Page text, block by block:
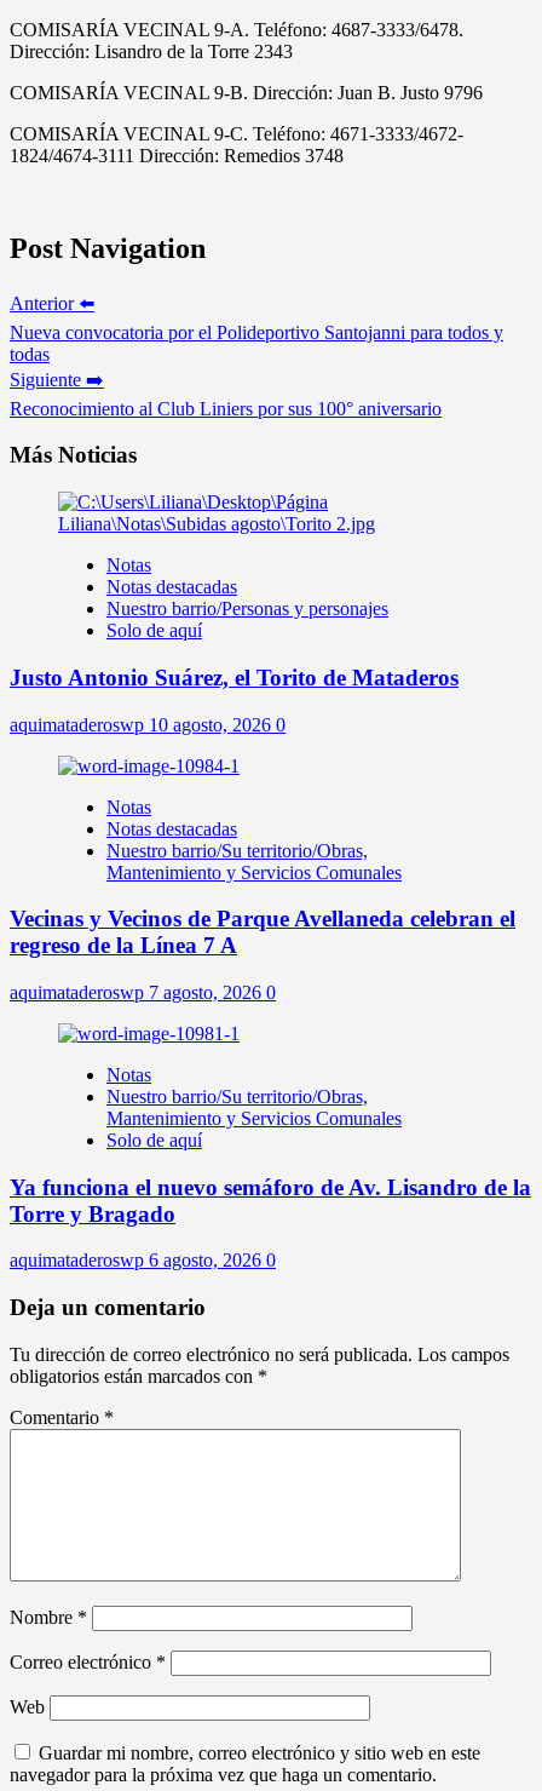
COMISARÍA VECINAL 9-A. Teléfono: 4687-3333/6478.
Dirección: Lisandro de la Torre 2343
COMISARÍA VECINAL 9-B. Dirección: Juan B. Justo 9796
COMISARÍA VECINAL 9-C. Teléfono: 4671-3333/4672-
1824/4674-3111 Dirección: Remedios 3748
Post Navigation
Anterior ⬅️
Nueva convocatoria por el Polideportivo Santojanni para todos y
todas
Siguiente ➡️
Reconocimiento al Club Liniers por sus 100° aniversario
Más Noticias
Notas
Notas destacadas
Nuestro barrio/Personas y personajes
Solo de aquí
Justo Antonio Suárez, el Torito de Mataderos
aquimataderoswp 10 agosto, 2026 0
Notas
Notas destacadas
Nuestro barrio/Su territorio/Obras,
Mantenimiento y Servicios Comunales
Vecinas y Vecinos de Parque Avellaneda celebran el
regreso de la Línea 7 A
aquimataderoswp 7 agosto, 2026 0
Notas
Nuestro barrio/Su territorio/Obras,
Mantenimiento y Servicios Comunales
Solo de aquí
Ya funciona el nuevo semáforo de Av. Lisandro de la
Torre y Bragado
aquimataderoswp 6 agosto, 2026 0
Deja un comentario
Tu dirección de correo electrónico no será publicada. Los campos
obligatorios están marcados con *
Comentario *
Nombre *
Correo electrónico *
Web
Guardar mi nombre, correo electrónico y sitio web en este
navegador para la próxima vez que haga un comentario.